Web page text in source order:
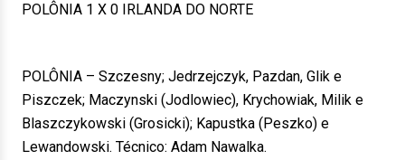
POLÔNIA 1 X 0 IRLANDA DO NORTE
POLÔNIA – Szczesny; Jedrzejczyk, Pazdan, Glik e
Piszczek; Maczynski (Jodlowiec), Krychowiak, Milik e
Blaszczykowski (Grosicki); Kapustka (Peszko) e
Lewandowski. Técnico: Adam Nawalka.